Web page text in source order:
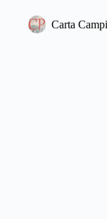
Carta